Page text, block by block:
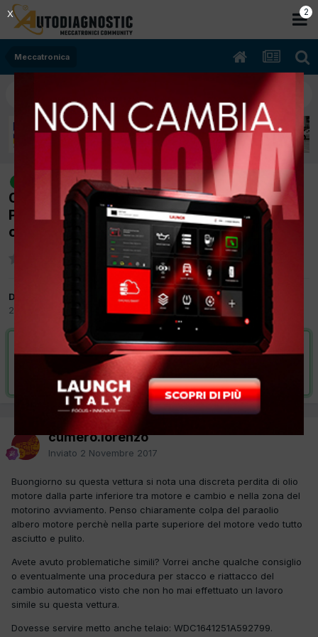
Meccatronica
[Mercedes ML 350CDI 4-mat
04/2010 2987cc 642820 170Kw Diesel]
Perdita olio motore e procedura stacco
cambio
Da cumero.lorenzo
2 Novembre 2017
Meccatronica
VAI ALLA SOLUZIONE
Risolta da cumero.lorenzo,21 Novembre 2017
cumero.lorenzo
Inviato 2 Novembre 2017
Buongiorno su questa vettura si nota una discreta perdita di olio
motore dalla parte inferiore tra motore e cambio e nella zona del
motorino avviamento. Penso chiaramente colpa del paraolio
albero motore perchè nella parte superiore del motore vedo tutto
asciutto e pulito.
Avete avuto problematiche simili? Vorrei anche qualche consiglio
o eventualmente una procedura per stacco e riattacco del
cambio automatico visto che non ho mai effettuato un lavoro
simile su questa vettura.
Dovesse servire metto anche telaio: WDC1641251A592799.
2
X